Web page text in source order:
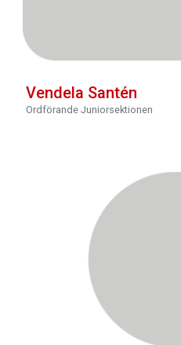
Vendela Santén
Ordförande Juniorsektionen